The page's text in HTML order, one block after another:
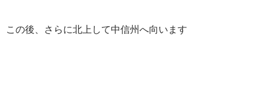
この後、さらに北上して中信州へ向います